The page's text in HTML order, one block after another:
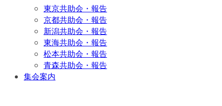
東京共助会・報告
京都共助会・報告
新潟共助会・報告
東海共助会・報告
松本共助会・報告
青森共助会・報告
集会案内